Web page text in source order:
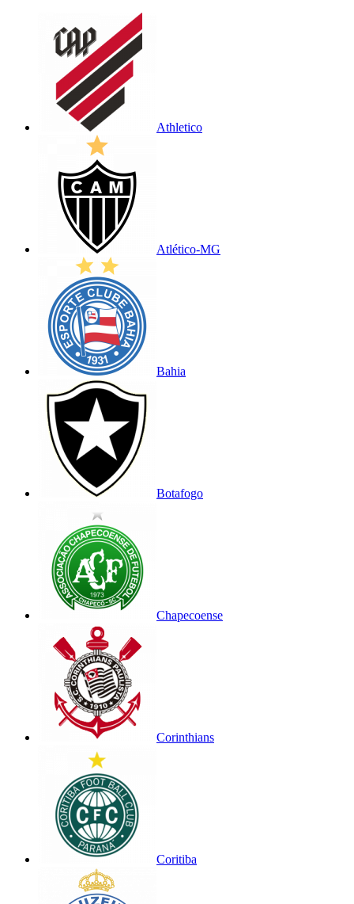
Athletico
Atlético-MG
Bahia
Botafogo
Chapecoense
Corinthians
Coritiba